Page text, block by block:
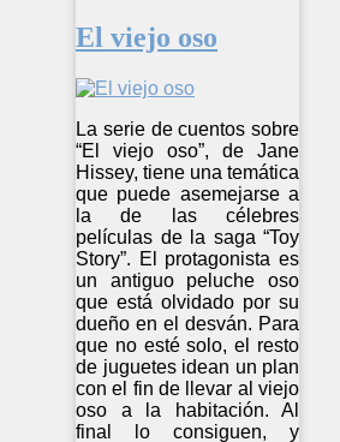
El viejo oso
La serie de cuentos sobre
“El viejo oso”, de Jane
Hissey, tiene una temática
que puede asemejarse a
la de las célebres
películas de la saga “Toy
Story”. El protagonista es
un antiguo peluche oso
que está olvidado por su
dueño en el desván. Para
que no esté solo, el resto
de juguetes idean un plan
con el fin de llevar al viejo
oso a la habitación. Al
final lo consiguen, y